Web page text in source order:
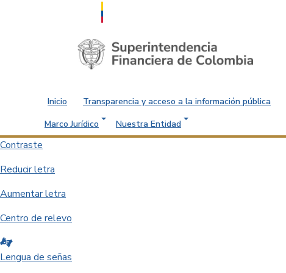
Saltar al contenido principal
Inicio Transparencia y acceso a la información pública
Marco Jurídico
Nuestra Entidad
Contraste
Reducir letra
Aumentar letra
Centro de relevo
Lengua de señas